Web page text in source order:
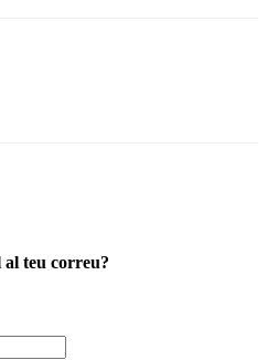
al teu correu?